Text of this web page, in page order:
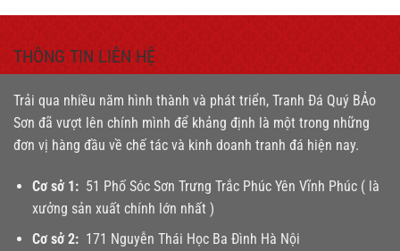
THÔNG TIN LIÊN HỆ
Trải qua nhiều năm hình thành và phát triển, Tranh Đá Quý BẢo
Sơn đã vượt lên chính mình để khảng định là một trong những
đơn vị hàng đầu về chế tác và kinh doanh tranh đá hiện nay.
Cơ sở 1:51 Phố Sóc Sơn Trưng Trắc Phúc Yên Vĩnh Phúc ( là
xưởng sản xuất chính lớn nhất )
Cơ sở 2:171 Nguyễn Thái Học Ba Đình Hà Nội